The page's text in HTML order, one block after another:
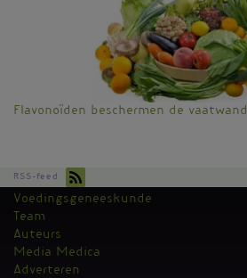
Flavonoïden beschermen de vaatwand
RSS-feed
Kantoormenu
Voedingsgeneeskunde
Team
Auteurs
Media Medica
Adverteren